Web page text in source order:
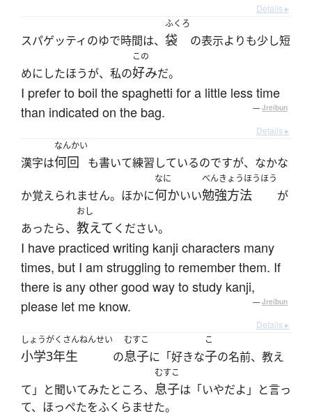
Details ▸
スパゲッティのゆで時間は、
ふくろ
袋 の表示よりも少し短
めにしたほうが、私の
この
好みだ。
I prefer to boil the spaghetti for a little less time
than indicated on the bag.
— Jreibun
Details ▸
漢字は
なんかい
何回 も書いて練習しているのですが、なかな
か覚えられません。ほかに
なに
何かいい
べんきょうほうほう
勉強方法 が
あったら、
おし
教えて ください。
I have practiced writing kanji characters many
times, but I am struggling to remember them. If
there is any other good way to study kanji,
please let me know.
— Jreibun
Details ▸
しょうがくさんねんせい
小学3年生 の
むすこ
息子に「好きな
こ
子の名前、教え
て」と聞いてみたところ、
むすこ
息子は「いやだよ」と言っ
て、ほっぺたをふくらませた。